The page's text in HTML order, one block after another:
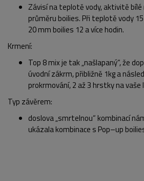
POPIS PRODUKTU FOTO (2)
Závisí na teplotě vody, aktivitě bílé
průměru boilies. Při teplotě vody
20 mm boilies 12 a více hodin.
Krmení:
Top 8 mix je tak „našlapaný“, že
úvodní zákrm, přibližně 1kg a
prokrmování, 2 až 3 hrstky na
Typ závěrem:
doslova „smrtelnou“ kombinací
ukázala kombinace s Pop–up